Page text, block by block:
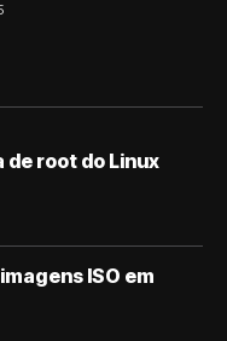
de root do Linux
ISO em